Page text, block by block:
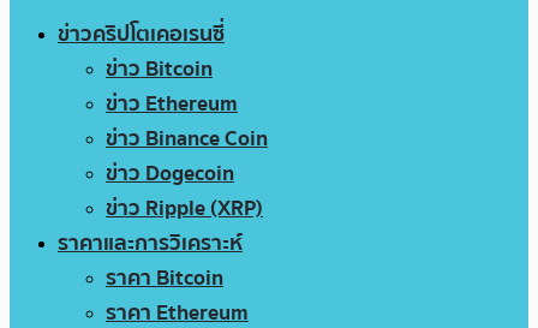
ข่าวคริปโตเคอเรนซี่
ข่าว Bitcoin
ข่าว Ethereum
ข่าว Binance Coin
ข่าว Dogecoin
ข่าว Ripple (XRP)
ราคาและการวิเคราะห์
ราคา Bitcoin
ราคา Ethereum